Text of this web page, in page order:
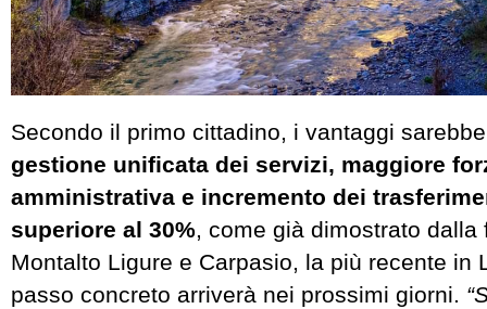
Secondo il primo cittadino, i vantaggi
gestione unificata dei servizi, maggiore
amministrativa e incremento dei
superiore al 30%, come già dimostrato dalla
Montalto Ligure e Carpasio, la più recente in
passo concreto arriverà nei prossimi giorni.